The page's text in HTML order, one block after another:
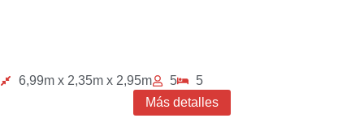
6,99m x 2,35m x 2,95m 5
5
Más detalles